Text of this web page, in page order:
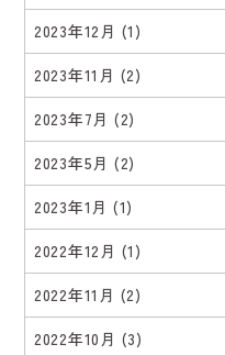
2023年12月 (1)
2023年11月 (2)
2023年7月 (2)
2023年5月 (2)
2023年1月 (1)
2022年12月 (1)
2022年11月 (2)
2022年10月 (3)